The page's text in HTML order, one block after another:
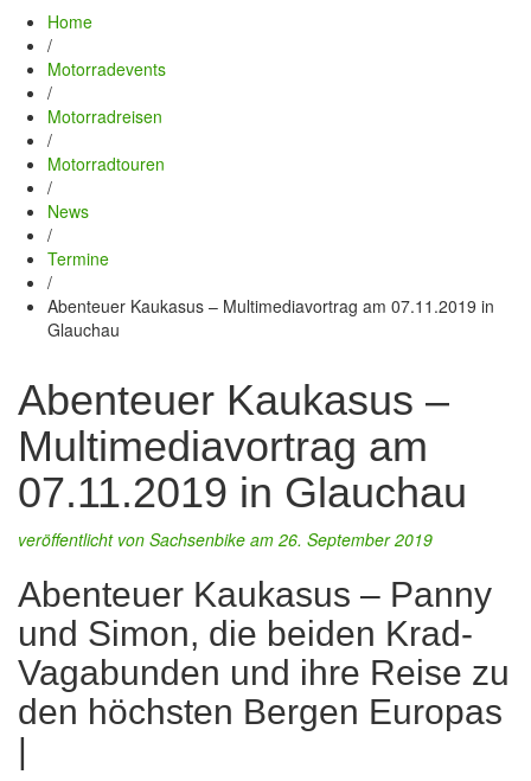
Home
/
Motorradevents
/
Motorradreisen
/
Motorradtouren
/
News
/
Termine
/
Abenteuer Kaukasus – Multimediavortrag am 07.11.2019 in
Glauchau
Abenteuer Kaukasus –
Multimediavortrag am
07.11.2019 in Glauchau
veröffentlicht von Sachsenbike am 26. September 2019
Abenteuer Kaukasus – Panny
und Simon, die beiden Krad-
Vagabunden und ihre Reise zu
den höchsten Bergen Europas